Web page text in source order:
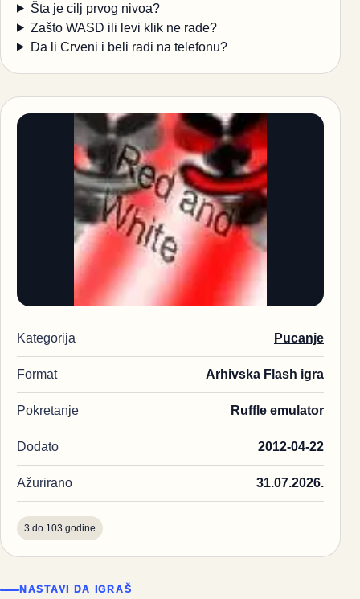
Šta je cilj prvog nivoa?
Zašto WASD ili levi klik ne rade?
Da li Crveni i beli radi na telefonu?
Kategorija Pucanje
Format Arhivska Flash igra
Pokretanje Ruffle emulator
Dodato 2012-04-22
Ažurirano 31.07.2026.
3 do 103 godine
NASTAVI DA IGRAŠ